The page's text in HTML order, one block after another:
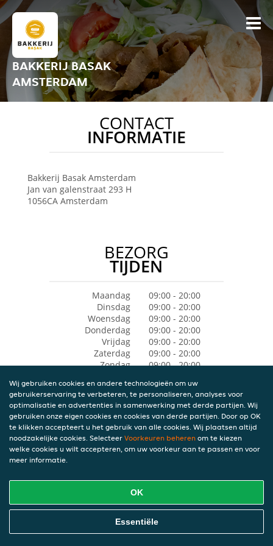
BAKKERIJ BASAK
AMSTERDAM
CONTACT
INFORMATIE
Bakkerij Basak Amsterdam
Jan van galenstraat 293 H
1056CA Amsterdam
BEZORG
TIJDEN
Maandag
09:00 - 20:00
Dinsdag
09:00 - 20:00
Woensdag
09:00 - 20:00
Donderdag
09:00 - 20:00
Vrijdag
09:00 - 20:00
Zaterdag
09:00 - 20:00
Zondag
09:00 - 20:00
Wij gebruiken cookies en andere technologieën om uw
gebruikerservaring te verbeteren, te personaliseren, analyses voor
optimalisatie en advertenties in samenwerking met derde partijen. Wij
gebruiken onze eigen cookies en cookies van derde partijen. Door op OK
te klikken accepteert u het gebruik van alle cookies. Wij plaatsen altijd
noodzakelijke cookies. Selecteer Voorkeuren beheren om te kiezen
welke cookies u wilt accepteren, om uw voorkeur aan te passen en voor
meer informatie.
OK
Essentiële